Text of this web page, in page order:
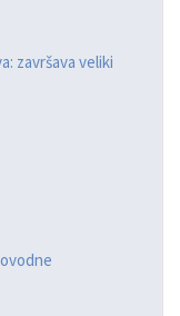
završava veliki